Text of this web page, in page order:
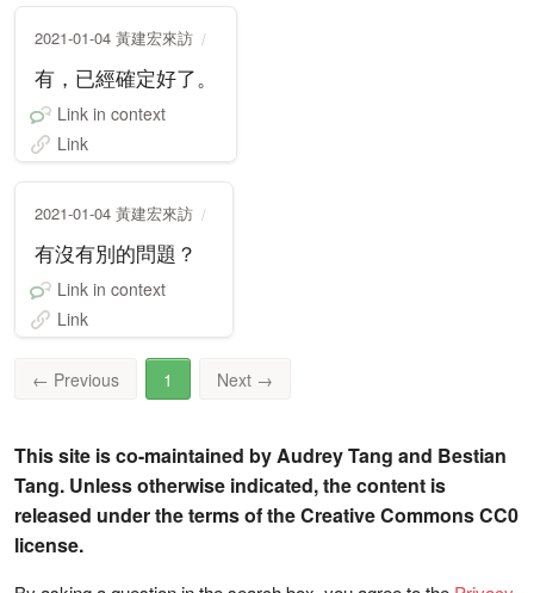
2021-01-04 黃建宏來訪
有，已經確定好了。
Link in context
Link
2021-01-04 黃建宏來訪
有沒有別的問題？
Link in context
Link
← Previous 1 Next →
This site is co-maintained by Audrey Tang and Bestian
Tang. Unless otherwise indicated, the content is
released under the terms of the Creative Commons CC0
license.